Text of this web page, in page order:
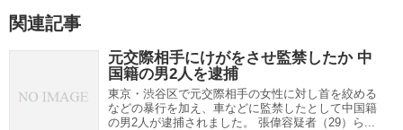
関連記事
元交際相手にけがをさせ監禁したか 中
国籍の男2人を逮捕
東京・渋谷区で元交際相手の女性に対し首を絞める
などの暴行を加え、車などに監禁したとして中国籍
の男2人が逮捕されました。 張偉容疑者（29）ら...